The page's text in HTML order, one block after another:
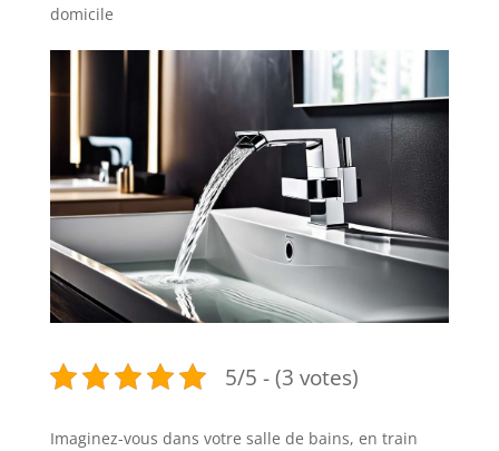
domicile
5/5 - (3 votes)
Imaginez-vous dans votre salle de bains, en train